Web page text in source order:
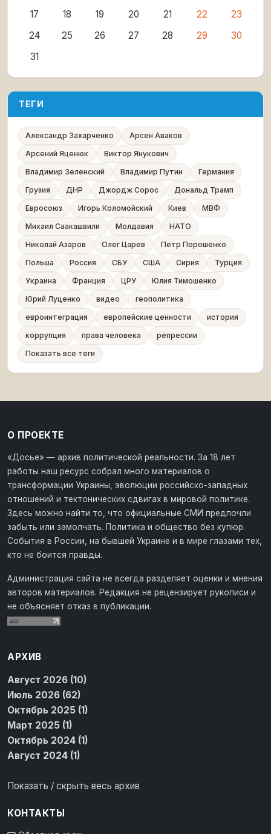
17
18 19 20 21 22
23
24
25 26 27 28 29
30
31
ТЕГИ
Александр Захарченко
Арсен Аваков
Арсений Яценюк
Виктор Янукович
Владимир Зеленский
Владимир Путин
Германия
Грузия
ДНР Джордж Сорос
Дональд Трамп
Евросоюз
Игорь Коломойский Киев
МВФ
Михаил Саакашвили
Молдавия
НАТО
Николай Азаров
Олег Царев
Петр Порошенко
Польша
Россия СБУ США Сирия
Турция
Украина
Франция ЦРУ
Юлия Тимошенко
Юрий Луценко
видео
геополитика
евроинтеграция
европейские ценности
история
коррупция
права человека
репрессии
Показать все теги
О ПРОЕКТЕ
«Досье» — архив политической реальности. За 18 лет
работы наш ресурс собрал много материалов о
трансформации Украины, эволюции российско-западных
отношений и тектонических сдвигах в мировой политике.
Здесь можно найти то, что официальные СМИ предпочли
забыть или замолчать. Политика и общество без купюр.
События в России, на бывшей Украине и в мире глазами тех,
кто не боится правды.
Администрация сайта не всегда разделяет оценки и мнения
авторов материалов. Редакция не рецензирует рукописи и
не объясняет отказ в публикации.
АРХИВ
Август 2026 (10)
Июль 2026 (62)
Октябрь 2025 (1)
Март 2025 (1)
Октябрь 2024 (1)
Август 2024 (1)
Показать / скрыть весь архив
КОНТАКТЫ